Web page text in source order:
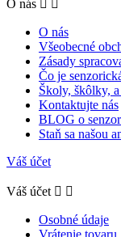
O nás  
O nás
Všeobecné
Zásady
Čo je
Školy, škôlky,
Kontaktujte nás
BLOG o
Staň sa našou
Váš účet
Váš účet  
Osobné údaje
Vrátenie tovaru